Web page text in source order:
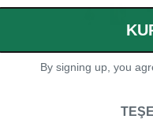
By signing up, you